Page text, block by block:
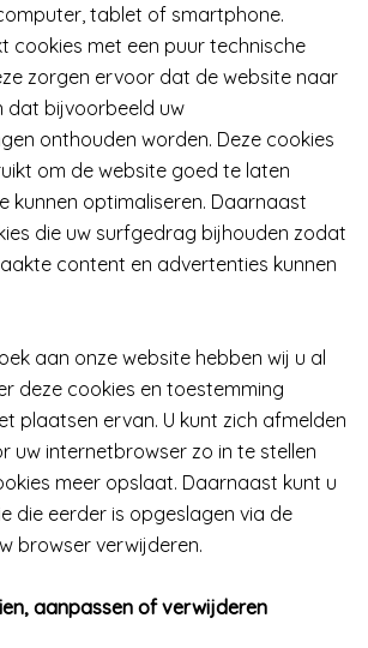
tablet of smartphone.
cookies met een puur technische
zorgen ervoor dat de website naar
dat bijvoorbeeld uw
onthouden worden. Deze cookies
om de website goed te laten
kunnen optimaliseren. Daarnaast
die uw surfgedrag bijhouden zodat
content en advertenties kunnen
aan onze website hebben wij u al
deze cookies en toestemming
plaatsen ervan. U kunt zich afmelden
uw internetbrowser zo in te stellen
meer opslaat. Daarnaast kunt u
die eerder is opgeslagen via de
browser verwijderen.
aanpassen of verwijderen